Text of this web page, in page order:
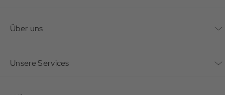
Über uns
Unsere Services